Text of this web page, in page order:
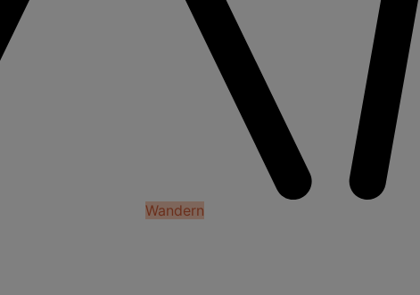
Wandern